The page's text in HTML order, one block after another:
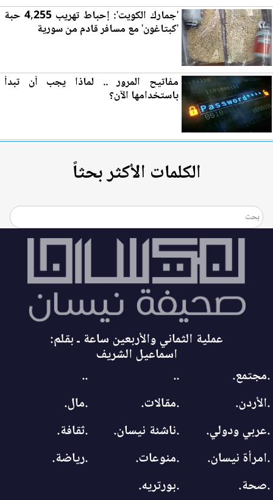
'جمارك الكويت': إحباط تهريب 4,255 حبة
'كبتاغون' مع مسافر قادم من سورية
مفاتيح المرور .. لماذا يجب أن تبدأ
باستخدامها الآن؟
الكلمات الأكثر بحثاً
عملية الثماني والأربعين ساعة ـ بقلم:
اسماعيل الشريف
.مجتمع.
..
..
.الأردن.
.مقالات.
.مال.
.عربي ودولي.
.ناشئة نيسان.
.ثقافة.
.امرأة نيسان.
.منوعات.
.رياضة.
.صحة.
.بورتريه.